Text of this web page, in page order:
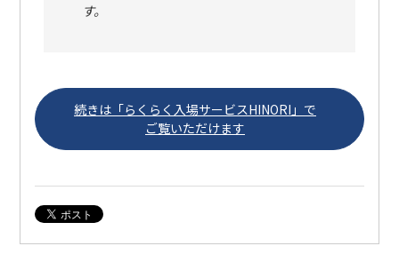
す。
続きは「らくらく入場サービスHINORI」で
ご覧いただけます